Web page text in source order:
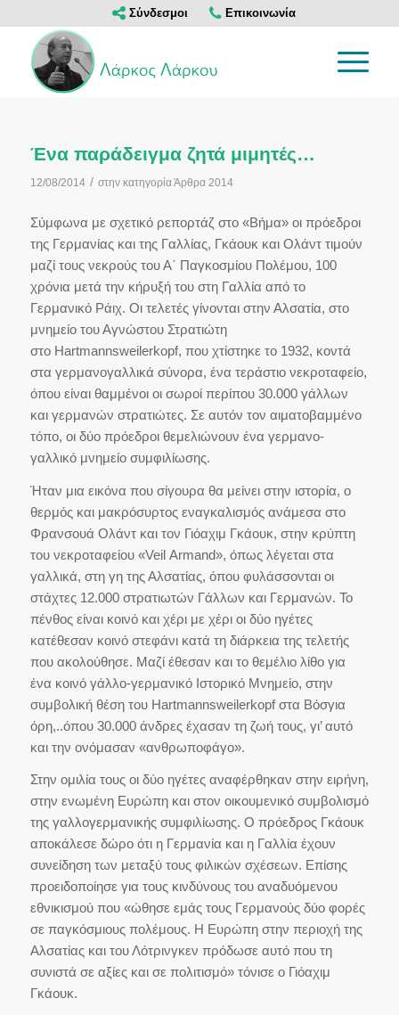
Σύνδεσμοι Επικοινωνία
Ένα παράδειγμα ζητά μιμητές…
12/08/2014 / στην κατηγορίαΆρθρα 2014
Σύμφωνα με σχετικό ρεπορτάζ στο «Βήμα» οι πρόεδροι
της Γερμανίας και της Γαλλίας, Γκάουκ και Ολάντ τιμούν
μαζί τους νεκρούς του Α΄ Παγκοσμίου Πολέμου, 100
χρόνια μετά την κήρυξή του στη Γαλλία από το
Γερμανικό Ράιχ. Οι τελετές γίνονται στην Αλσατία, στο
μνημείο του Αγνώστου Στρατιώτη
στο Hartmannsweilerkopf, που χτίστηκε το 1932, κοντά
στα γερμανογαλλικά σύνορα, ένα τεράστιο νεκροταφείο,
όπου είναι θαμμένοι οι σωροί περίπου 30.000 γάλλων
και γερμανών στρατιώτες. Σε αυτόν τον αιματοβαμμένο
τόπο, οι δύο πρόεδροι θεμελιώνουν ένα γερμανο-
γαλλικό μνημείο συμφιλίωσης.
Ήταν μια εικόνα που σίγουρα θα μείνει στην ιστορία, ο
θερμός και μακρόσυρτος εναγκαλισμός ανάμεσα στο
Φρανσουά Ολάντ και τον Γιόαχιμ Γκάουκ, στην κρύπτη
του νεκροταφείου «Veil Armand», όπως λέγεται στα
γαλλικά, στη γη της Αλσατίας, όπου φυλάσσονται οι
στάχτες 12.000 στρατιωτών Γάλλων και Γερμανών. Το
πένθος είναι κοινό και χέρι με χέρι οι δύο ηγέτες
κατέθεσαν κοινό στεφάνι κατά τη διάρκεια της τελετής
που ακολούθησε. Μαζί έθεσαν και το θεμέλιο λίθο για
ένα κοινό γάλλο-γερμανικό Ιστορικό Μνημείο, στην
συμβολική θέση του Hartmannsweilerkopf στα Βόσγια
όρη,..όπου 30.000 άνδρες έχασαν τη ζωή τους, γι’ αυτό
και την ονόμασαν «ανθρωποφάγο».
Στην ομιλία τους οι δύο ηγέτες αναφέρθηκαν στην ειρήνη,
στην ενωμένη Ευρώπη και στον οικουμενικό συμβολισμό
της γαλλογερμανικής συμφιλίωσης. Ο πρόεδρος Γκάουκ
αποκάλεσε δώρο ότι η Γερμανία και η Γαλλία έχουν
συνείδηση των μεταξύ τους φιλικών σχέσεων. Επίσης
προειδοποίησε για τους κινδύνους του αναδυόμενου
εθνικισμού που «ώθησε εμάς τους Γερμανούς δύο φορές
σε παγκόσμιους πολέμους. Η Ευρώπη στην περιοχή της
Αλσατίας και του Λότρινγκεν πρόδωσε αυτό που τη
συνιστά σε αξίες και σε πολιτισμό» τόνισε ο Γιόαχιμ
Γκάουκ.